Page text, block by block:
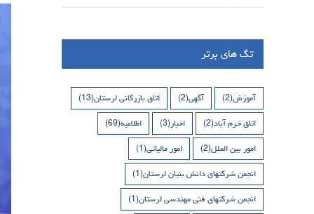
تگ های برتر
آموزش(2) آگهی(2) اتاق بازرگانی لرستان(13)
اتاق خرم آباد(2) اخبار(3) اطلاعیه(69)
امور بین الملل(2) امور مالیاتی(1)
انجمن شرکتهای دانش بنیان لرستان(1)
انجمن شرکتهای فنی مهندسی لرستان(1)